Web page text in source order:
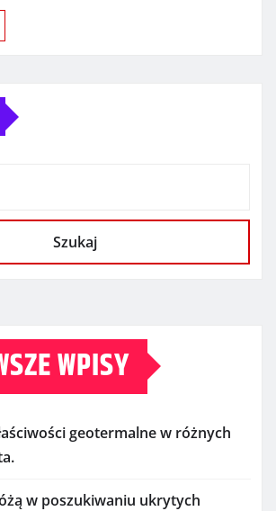
Szukaj
WPISY
geotermalne w różnych
w poszukiwaniu ukrytych